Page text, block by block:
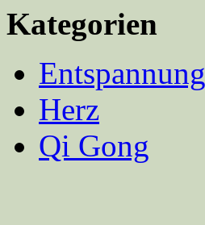
Kategorien
Entspannung
Herz
Qi Gong